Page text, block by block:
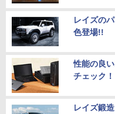
レイズの
色登場!!
性能の良
チェック！
レイズ鍛